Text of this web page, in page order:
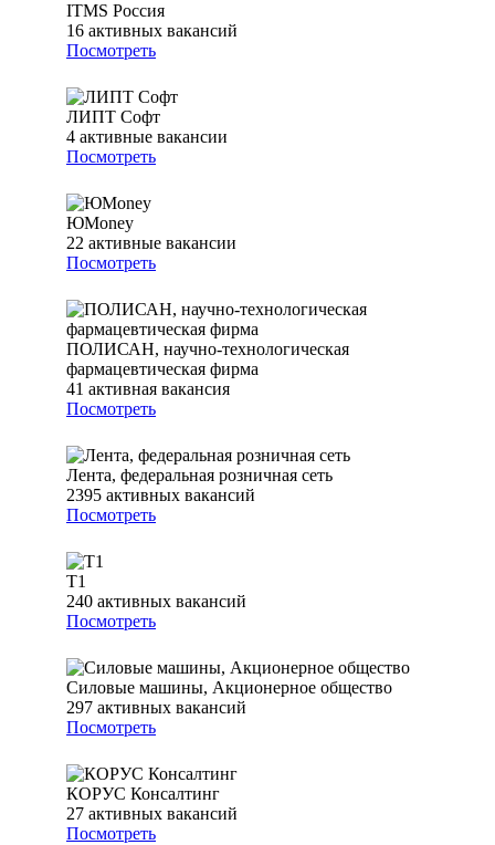
ITMS Россия
16 активных вакансий
Посмотреть
ЛИПТ Софт
4 активные вакансии
Посмотреть
ЮMoney
22 активные вакансии
Посмотреть
ПОЛИСАН, научно-технологическая
фармацевтическая фирма
41 активная вакансия
Посмотреть
Лента, федеральная розничная сеть
2395 активных вакансий
Посмотреть
Т1
240 активных вакансий
Посмотреть
Силовые машины, Акционерное общество
297 активных вакансий
Посмотреть
КОРУС Консалтинг
27 активных вакансий
Посмотреть